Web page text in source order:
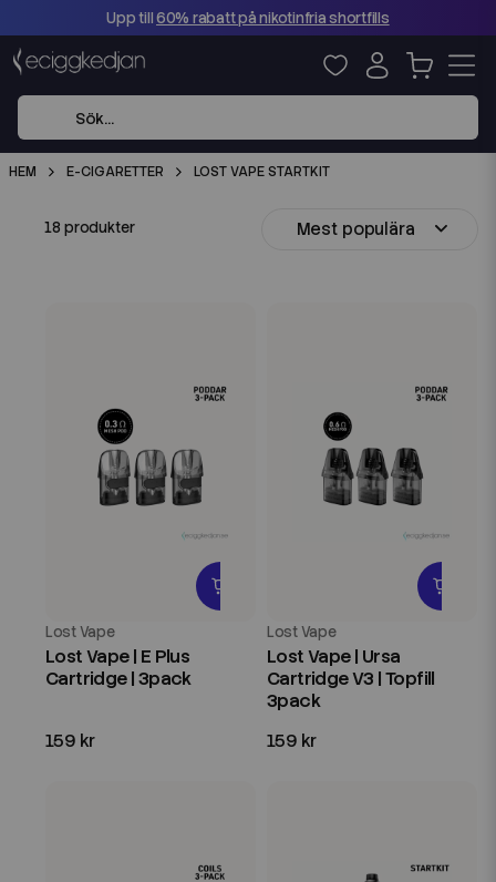
Upp till60% rabatt på nikotinfria shortfills
HEM E-CIGARETTER LOST VAPE STARTKIT
18 produkter Mest populära
Lost Vape
Lost Vape | E Plus
Cartridge | 3pack
159 kr
Lost Vape
Lost Vape | Ursa
Cartridge V3 | Topfill
3pack
159 kr